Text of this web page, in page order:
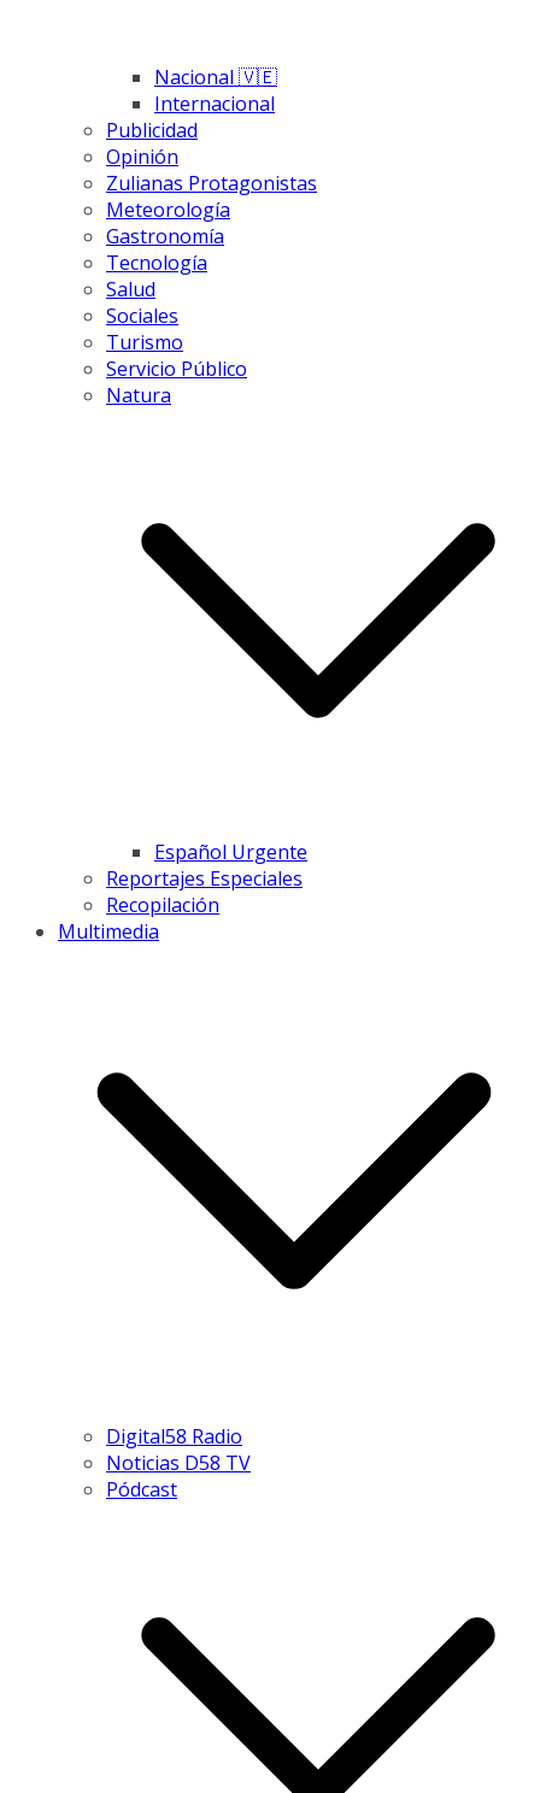
Nacional 🇻🇪
Internacional
Publicidad
Opinión
Zulianas Protagonistas
Meteorología
Gastronomía
Tecnología
Salud
Sociales
Turismo
Servicio Público
Natura
Español Urgente
Reportajes Especiales
Recopilación
Multimedia
Digital58 Radio
Noticias D58 TV
Pódcast